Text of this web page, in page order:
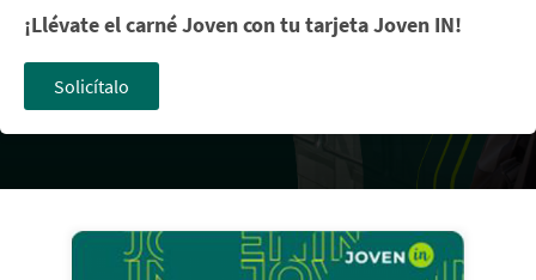
¡Llévate el carné Joven con tu tarjeta Joven IN!
Solicítalo